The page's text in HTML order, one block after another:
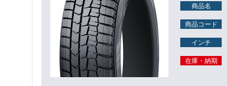
商品名
商品コード
インチ
在庫・納期